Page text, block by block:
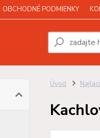
OBCHODNÉ PODMIENKY
Úvod